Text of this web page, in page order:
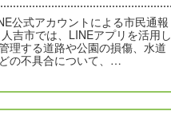
公式アカウントによる市民通報
吉市では、LINEアプリを活用し
理する道路や公園の損傷、水道
の不具合について、…